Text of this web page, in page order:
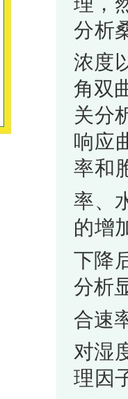
分析
浓度
角双
关分
响应
率和
率、
的增
下降
分析
合速
对湿
理因